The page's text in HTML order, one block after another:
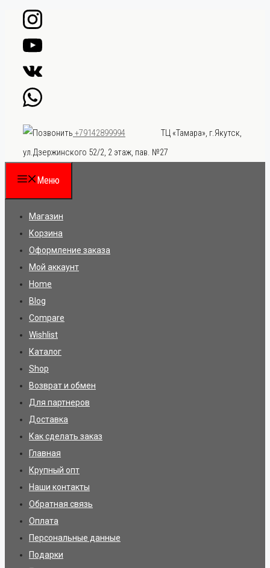
Перейти
содержимому
+79142899994
ТЦ «Тамара», г.Якутск,
ул.Дзержинского 52/2, 2 этаж, пав. №27
Меню
Магазин
Корзина
Оформление заказа
Мой аккаунт
Home
Blog
Compare
Wishlist
Каталог
Shop
Возврат и обмен
Для партнеров
Доставка
Как сделать заказ
Главная
Крупный опт
Наши контакты
Обратная связь
Оплата
Персональные данные
Подарки